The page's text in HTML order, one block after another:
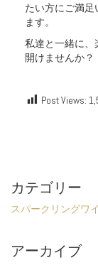
たい方にご満
ます。
私達と一緒に、
開けませんか？
Post Views:
カテゴリー
スパークリングワ
アーカイブ